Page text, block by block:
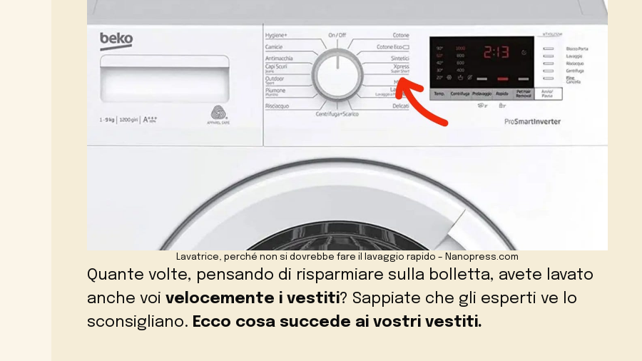
Lavatrice, perché non si dovrebbe fare il lavaggio rapido – Nanopress.com
Quante volte, pensando di risparmiare sulla bolletta, avete lavato
anche voi velocemente i vestiti? Sappiate che gli esperti ve lo
sconsigliano. Ecco cosa succede ai vostri vestiti.